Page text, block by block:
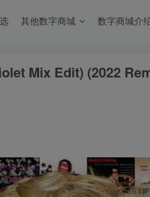
其他数字商城 数字商城介
Mix Edit) (2022